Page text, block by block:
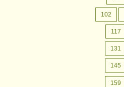
102
117
131
145
159